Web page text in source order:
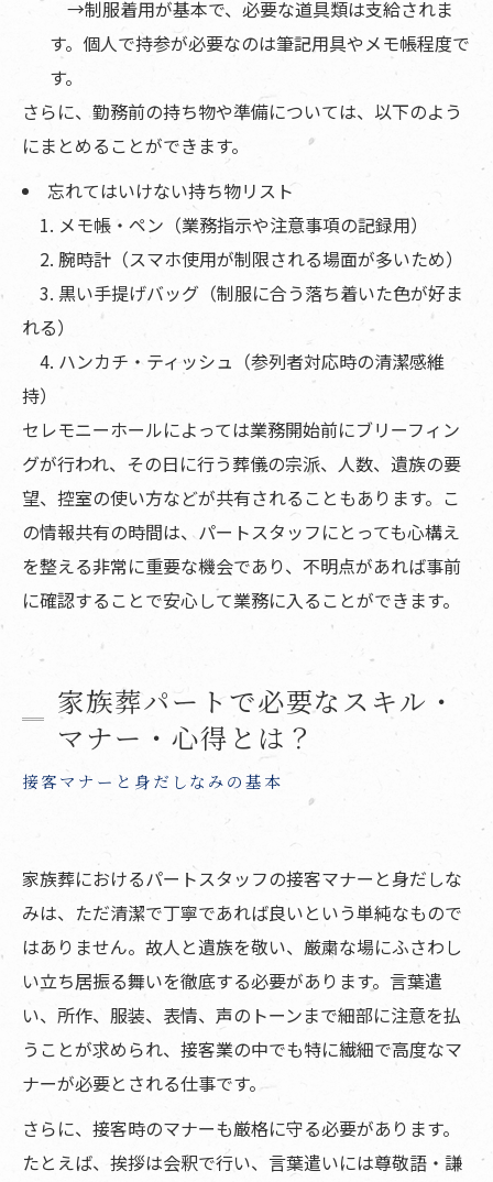
→制服着用が基本で、必要な道具類は支給されま
す。個人で持参が必要なのは筆記用具やメモ帳程度で
す。
さらに、勤務前の持ち物や準備については、以下のよう
にまとめることができます。
忘れてはいけない持ち物リスト
1. メモ帳・ペン（業務指示や注意事項の記録用）
2. 腕時計（スマホ使用が制限される場面が多いため）
3. 黒い手提げバッグ（制服に合う落ち着いた色が好ま
れる）
4. ハンカチ・ティッシュ（参列者対応時の清潔感維
持）
セレモニーホールによっては業務開始前にブリーフィン
グが行われ、その日に行う葬儀の宗派、人数、遺族の要
望、控室の使い方などが共有されることもあります。こ
の情報共有の時間は、パートスタッフにとっても心構え
を整える非常に重要な機会であり、不明点があれば事前
に確認することで安心して業務に入ることができます。
家族葬パートで必要なスキル・
マナー・心得とは？
接客マナーと身だしなみの基本
家族葬におけるパートスタッフの接客マナーと身だしな
みは、ただ清潔で丁寧であれば良いという単純なもので
はありません。故人と遺族を敬い、厳粛な場にふさわし
い立ち居振る舞いを徹底する必要があります。言葉遣
い、所作、服装、表情、声のトーンまで細部に注意を払
うことが求められ、接客業の中でも特に繊細で高度なマ
ナーが必要とされる仕事です。
さらに、接客時のマナーも厳格に守る必要があります。
たとえば、挨拶は会釈で行い、言葉遣いには尊敬語・謙